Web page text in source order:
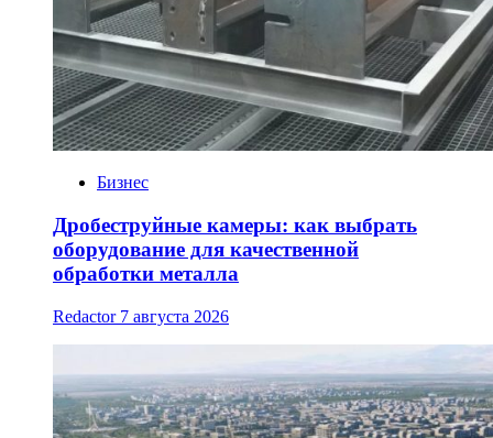
Бизнес
Дробеструйные камеры: как выбрать
оборудование для качественной
обработки металла
Redactor 7 августа 2026